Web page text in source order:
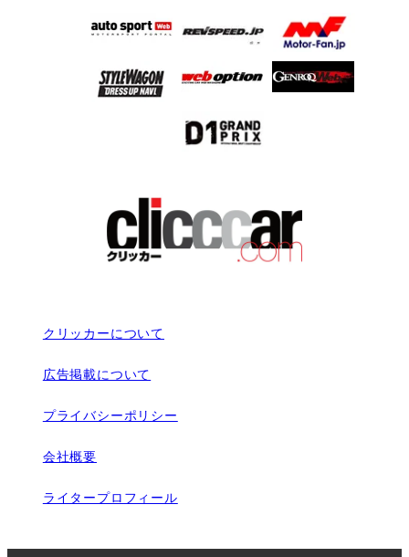
クリッカーについて
広告掲載について
プライバシーポリシー
会社概要
ライタープロフィール